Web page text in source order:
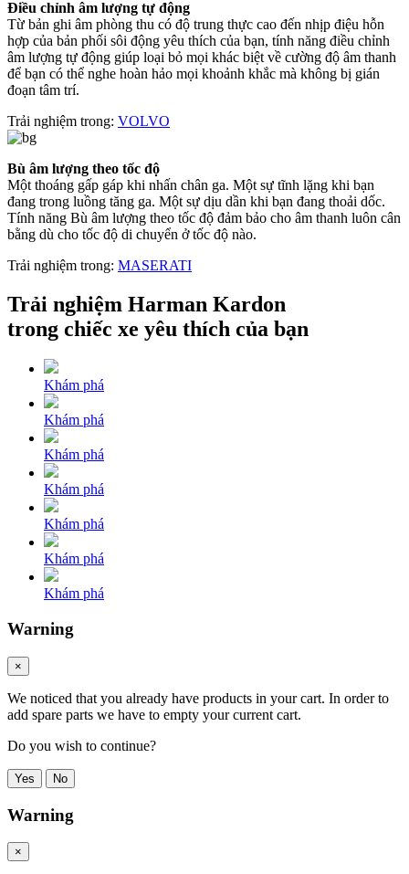
Điều chỉnh âm lượng tự động
Từ bản ghi âm phòng thu có độ trung thực cao đến nhịp điệu hỗn
hợp của bản phối sôi động yêu thích của bạn, tính năng điều chỉnh
âm lượng tự động giúp loại bỏ mọi khác biệt về cường độ âm thanh
để bạn có thể nghe hoàn hảo mọi khoảnh khắc mà không bị gián
đoạn tâm trí.
Trải nghiệm trong: VOLVO
Bù âm lượng theo tốc độ
Một thoáng gấp gáp khi nhấn chân ga. Một sự tĩnh lặng khi bạn
đang trong luồng tăng ga. Một sự dịu dần khi bạn đang thoải dốc.
Tính năng Bù âm lượng theo tốc độ đảm bảo cho âm thanh luôn cân
bằng dù cho tốc độ di chuyển ở tốc độ nào.
Trải nghiệm trong: MASERATI
Trải nghiệm Harman Kardon
trong chiếc xe yêu thích của bạn
Khám phá
Khám phá
Khám phá
Khám phá
Khám phá
Khám phá
Khám phá
Warning
×
We noticed that you already have products in your cart. In order to
add spare parts we have to empty your current cart.
Do you wish to continue?
Yes No
Warning
×